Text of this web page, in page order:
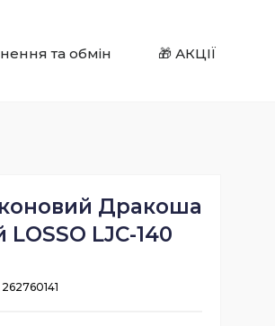
та обмін 🎁 АКЦІЇ
Дракоша
LJC-140
262760141